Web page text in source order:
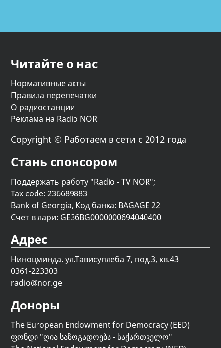
Читайте о нас
Нормативные акты
Правила перепечатки
О радиостанции
Реклама на Radio NOR
Copyright © Работаем в сети с 2012 года
Стань спонсором
Поддержать работу "Radio - TV NOR";
Tax code: 236689883
Bank of Georgia, Код банка: BAGAGE 22
Счет в лари: GE36BG0000000694040400
Адрес
Ниноцминда. ул.Тависуплеба 7, под.3, кв.43
0361-223303
radio@nor.ge
Доноры
The European Endowment for Democracy (EED)
ფონდი "ღია საზოგადოება - საქართველო"